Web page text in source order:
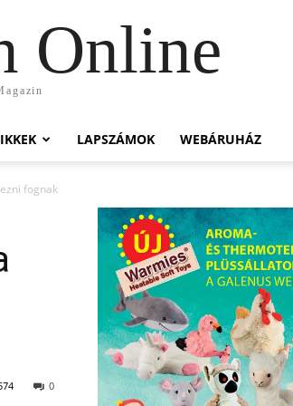
Online
LAPSZÁMOK WEBÁRUHÁZ
fognak
0